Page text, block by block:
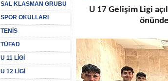
SAL KLASMAN GRUBU
SPOR OKULLARI
TENİS
TÜFAD
U 11 LİGİ
U 12 LİGİ
U 17 Gelişim Ligi